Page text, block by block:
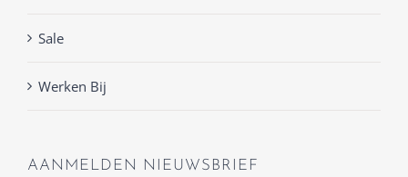
Sale
Werken Bij
AANMELDEN NIEUWSBRIEF